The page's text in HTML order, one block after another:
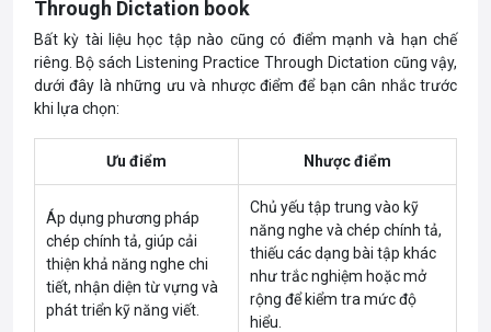
Through Dictation book
Bất kỳ tài liệu học tập nào cũng có điểm mạnh và hạn chế
riêng. Bộ sách Listening Practice Through Dictation cũng vậy,
dưới đây là những ưu và nhược điểm để bạn cân nhắc trước
khi lựa chọn:
Ưu điểm Nhược điểm
Áp dụng phương pháp
chép chính tả, giúp cải
thiện khả năng nghe chi
tiết, nhận diện từ vựng và
phát triển kỹ năng viết.
Chủ yếu tập trung vào kỹ
năng nghe và chép chính tả,
thiếu các dạng bài tập khác
như trắc nghiệm hoặc mở
rộng để kiểm tra mức độ
hiểu.